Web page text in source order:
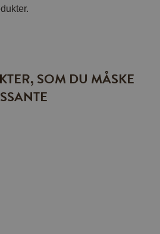
SOM DU MÅSKE